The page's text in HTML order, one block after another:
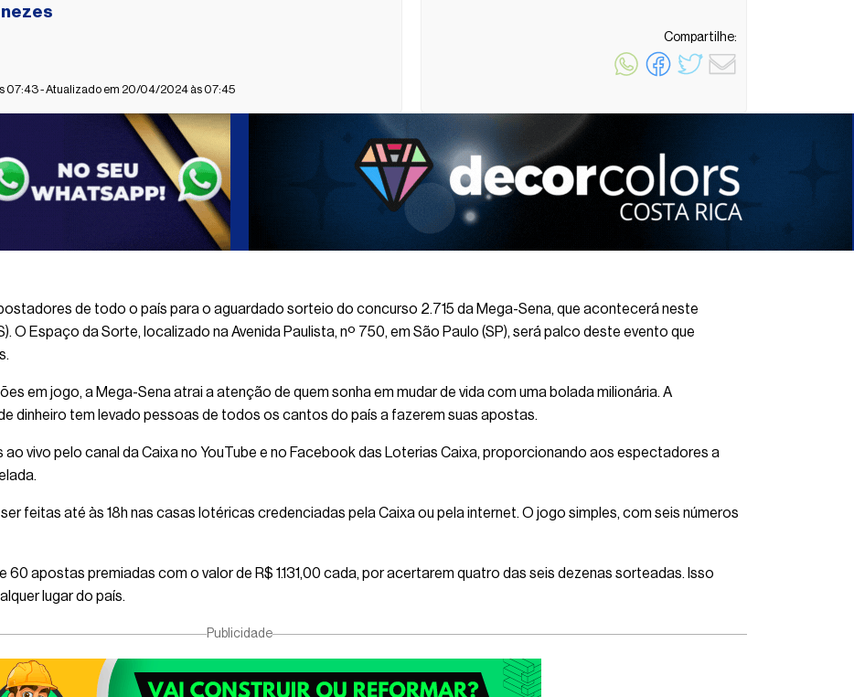
07:43 - Atualizado em 20/04/2024 às 07:45
Compartilhe:
de todo o país para o aguardado sorteio do concurso 2.715 da Mega-Sena, que acontecerá neste
O Espaço da Sorte, localizado na Avenida Paulista, nº 750, em São Paulo (SP), será palco deste evento que
em jogo, a Mega-Sena atrai a atenção de quem sonha em mudar de vida com uma bolada milionária. A
dinheiro tem levado pessoas de todos os cantos do país a fazerem suas apostas.
vivo pelo canal da Caixa no YouTube e no Facebook das Loterias Caixa, proporcionando aos espectadores a
feitas até às 18h nas casas lotéricas credenciadas pela Caixa ou pela internet. O jogo simples, com seis números
apostas premiadas com o valor de R$ 1.131,00 cada, por acertarem quatro das seis dezenas sorteadas. Isso
lugar do país.
Publicidade